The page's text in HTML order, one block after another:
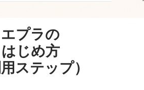
エプラの
はじめ方
用ステップ）